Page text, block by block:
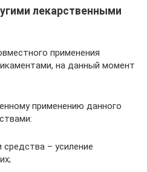
лекарственными
применения
на данный момент
применению данного
– усиление